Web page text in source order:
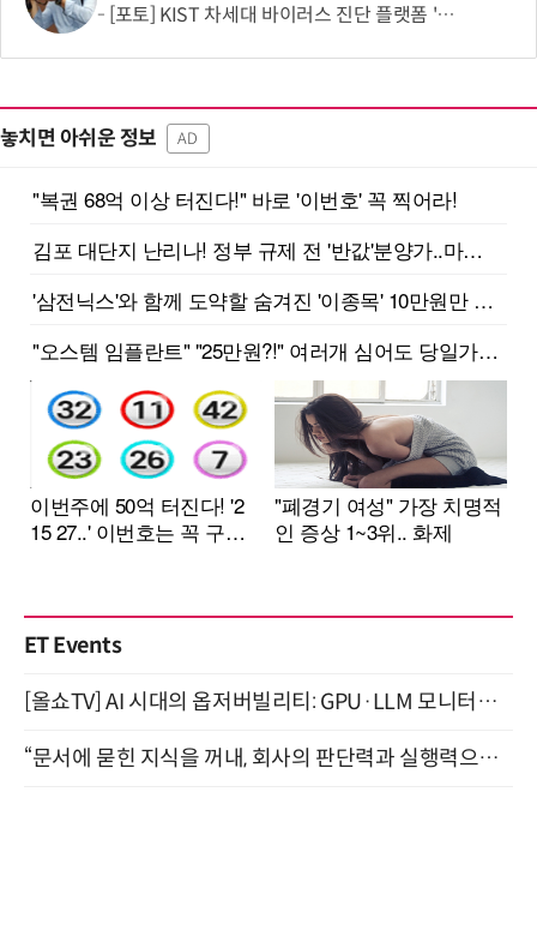
[포토] KIST 차세대 바이러스 진단 플랫폼 '퓨전 어세이' 개발
놓치면 아쉬운 정보 AD
ET Events
[올쇼TV] AI 시대의 옵저버빌리티: GPU·LLM 모니터링부터 AI 기반 장애 대응까지 (8/11 생방송)
“문서에 묻힌 지식을 꺼내, 회사의 판단력과 실행력으로 바꾸다” (8/20)